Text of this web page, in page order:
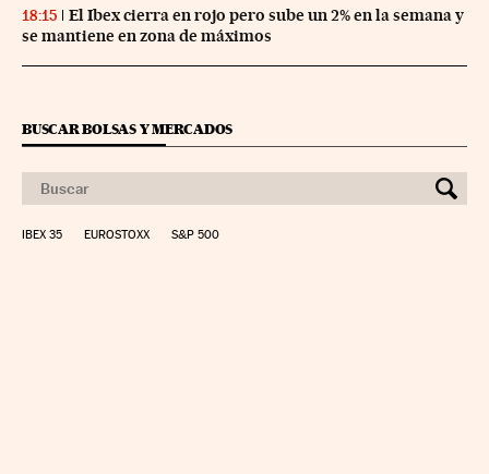
18:15
El Ibex cierra en rojo pero sube un 2% en la semana y
se mantiene en zona de máximos
BUSCAR BOLSAS Y MERCADOS
IBEX 35 EUROSTOXX S&P 500